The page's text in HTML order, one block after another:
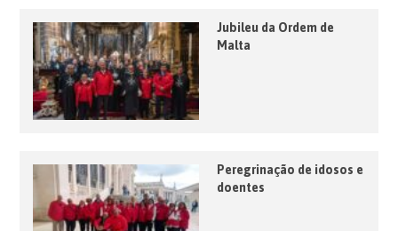
Jubileu da Ordem de
Malta
Peregrinação de idosos e
doentes